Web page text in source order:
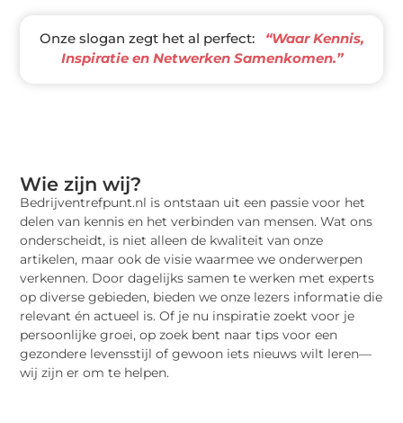
Onze slogan zegt het al perfect: “Waar Kennis,
Inspiratie en Netwerken Samenkomen.”
Wie zijn wij?
Bedrijventrefpunt.nl is ontstaan uit een passie voor het
delen van kennis en het verbinden van mensen. Wat ons
onderscheidt, is niet alleen de kwaliteit van onze
artikelen, maar ook de visie waarmee we onderwerpen
verkennen. Door dagelijks samen te werken met experts
op diverse gebieden, bieden we onze lezers informatie die
relevant én actueel is. Of je nu inspiratie zoekt voor je
persoonlijke groei, op zoek bent naar tips voor een
gezondere levensstijl of gewoon iets nieuws wilt leren—
wij zijn er om te helpen.